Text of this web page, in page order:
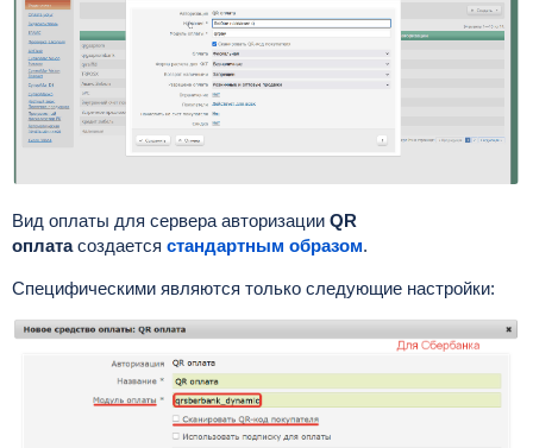
Вид оплаты для сервера авторизации QR
оплатасоздается стандартным образом.
Специфическими являются только следующие настройки: